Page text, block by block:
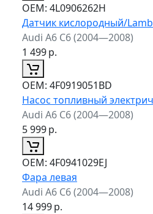
ОЕМ: 4L0906262H
Датчик кислородный/
Audi A6 C6 (2004—2008)
1 499р.
ОЕМ: 4F0919051BD
Насос топливный
Audi A6 C6 (2004—2008)
5 999р.
ОЕМ: 4F0941029EJ
Фара левая
Audi A6 C6 (2004—2008)
14 999р.